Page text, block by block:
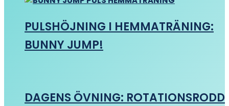
PULSHÖJNING I HEMMATRÄNING:
BUNNY JUMP!
DAGENS ÖVNING: ROTATIONSRODD